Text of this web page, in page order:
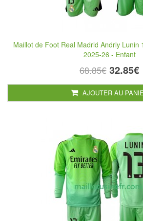
Maillot de Foot Real Madrid Andriy Lunin
2025-26 - Enfant
68.85€ 32.85€
AJOUTER AU